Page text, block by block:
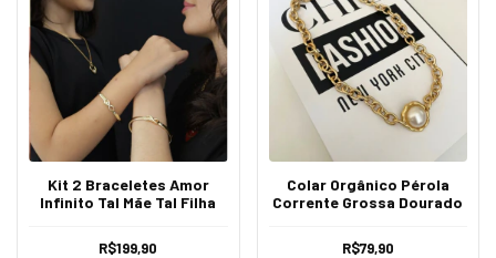
Kit 2 Braceletes Amor
Infinito Tal Mãe Tal Filha
R$199,90
Colar Orgânico Pérola
Corrente Grossa Dourado
R$79,90